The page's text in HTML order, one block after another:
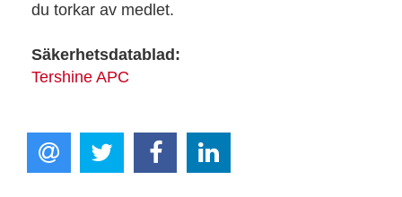
du torkar av medlet.
Säkerhetsdatablad:
Tershine APC